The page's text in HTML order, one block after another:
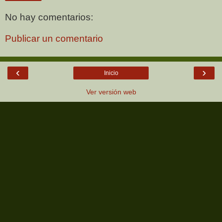
No hay comentarios:
Publicar un comentario
‹ ›
Inicio
Ver versión web